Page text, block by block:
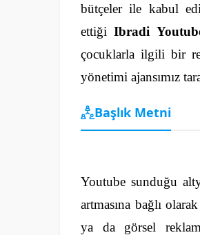
bütçeler ile kabul
ettiği Ibradi
çocuklarla ilgili bir
yönetimi ajansımız
Başlık Metni
Youtube sunduğu
artmasına bağlı
ya da görsel